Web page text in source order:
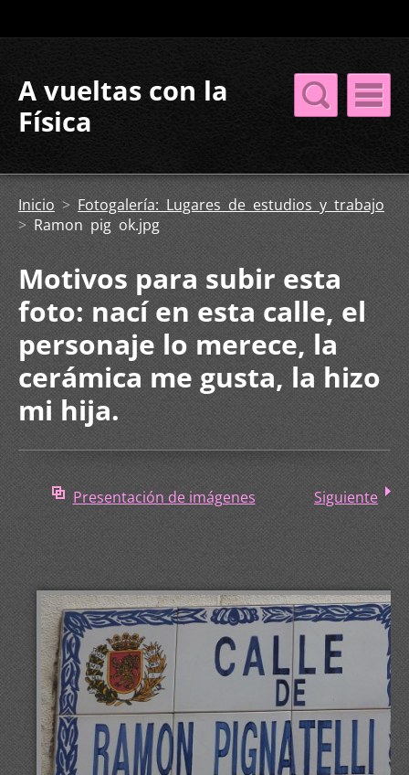
A vueltas con la
Física
Inicio > Fotogalería: Lugares de estudios y trabajo
> Ramon pig ok.jpg
Motivos para subir esta
foto: nací en esta calle, el
personaje lo merece, la
cerámica me gusta, la hizo
mi hija.
Presentación de imágenes Siguiente